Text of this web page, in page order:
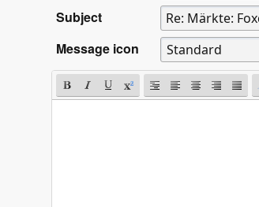
Subject
Message icon